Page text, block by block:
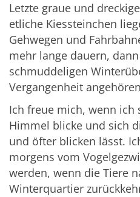
Letzte graue und
etliche Kiessteinchen
Gehwegen und
mehr lange dauern,
schmuddeligen
Vergangenheit
Ich freue mich, wenn ich
Himmel blicke und sich
und öfter blicken lässt.
morgens vom
werden, wenn die Tiere
Winterquartier